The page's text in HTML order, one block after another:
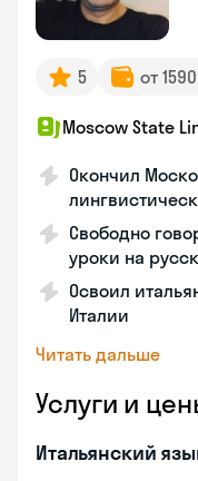
5 от
Moscow State
Окончил
Свободно
уроки на
Освоил
Италии
Читать дальше
Услуги и
Итальянский